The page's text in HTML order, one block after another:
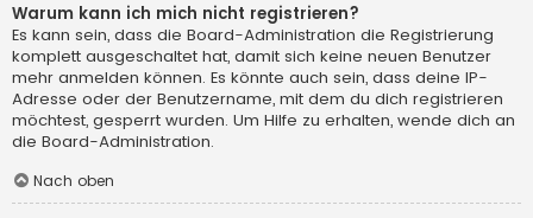
Warum kann ich mich nicht registrieren?
Es kann sein, dass die Board-Administration die Registrierung
komplett ausgeschaltet hat, damit sich keine neuen Benutzer
mehr anmelden können. Es könnte auch sein, dass deine IP-
Adresse oder der Benutzername, mit dem du dich registrieren
möchtest, gesperrt wurden. Um Hilfe zu erhalten, wende dich an
die Board-Administration.
Nach oben